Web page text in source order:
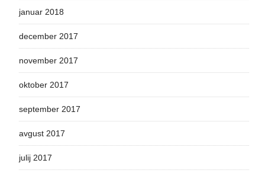
januar 2018
december 2017
november 2017
oktober 2017
september 2017
avgust 2017
julij 2017